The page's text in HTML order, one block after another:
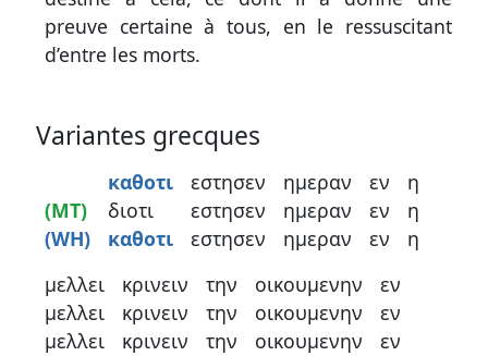
preuve certaine à tous, en le ressuscitant
d’entre les morts.
Variantes grecques
(MT)
(WH)
καθοτι
διοτι
καθοτι
εστησεν
εστησεν
εστησεν
ημεραν
ημεραν
ημεραν
εν
εν
εν
η
η
η
μελλει
μελλει
μελλει
κρινειν
κρινειν
κρινειν
την
την
την
οικουμενην
οικουμενην
οικουμενην
εν
εν
εν